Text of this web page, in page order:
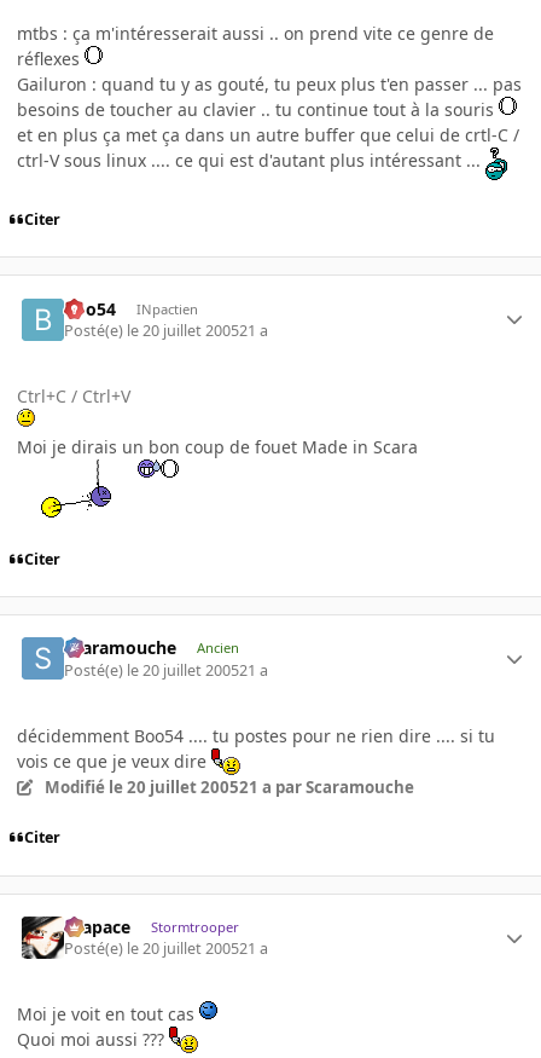
mtbs : ça m'intéresserait aussi .. on prend vite ce genre de
réflexes
Gailuron : quand tu y as gouté, tu peux plus t'en passer ... pas
besoins de toucher au clavier .. tu continue tout à la souris
et en plus ça met ça dans un autre buffer que celui de crtl-C /
ctrl-V sous linux .... ce qui est d'autant plus intéressant ...
Citer
Boo54 INpactien
Posté(e) le 20 juillet 200521 a
Ctrl+C / Ctrl+V
Moi je dirais un bon coup de fouet Made in Scara
Citer
Scaramouche Ancien
Posté(e) le 20 juillet 200521 a
décidemment Boo54 .... tu postes pour ne rien dire .... si tu
vois ce que je veux dire
Modifié le 20 juillet 200521 a par Scaramouche
Citer
Krapace Stormtrooper
Posté(e) le 20 juillet 200521 a
Moi je voit en tout cas
Quoi moi aussi ???